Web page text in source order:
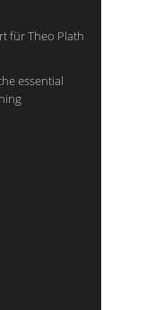
für Theo Plath
essential